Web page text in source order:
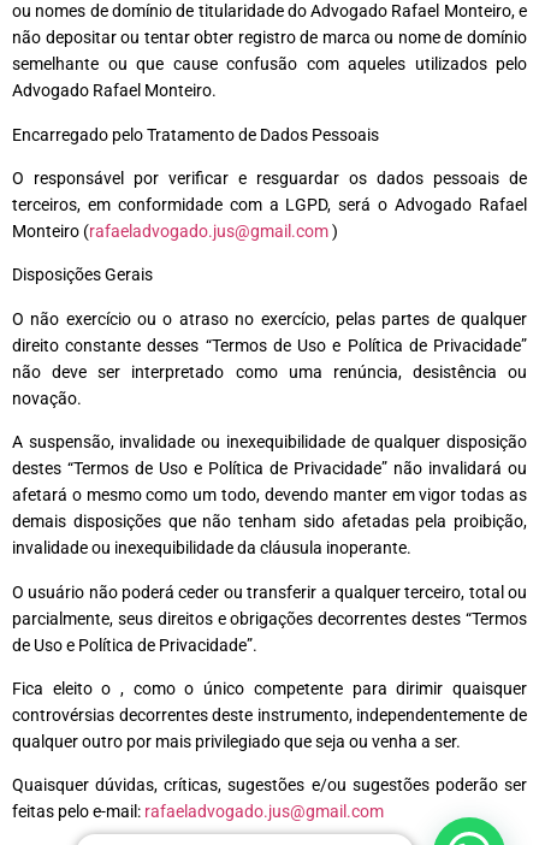
ou nomes de domínio de titularidade do Advogado Rafael Monteiro, e
não depositar ou tentar obter registro de marca ou nome de domínio
semelhante ou que cause confusão com aqueles utilizados pelo
Advogado Rafael Monteiro.
Encarregado pelo Tratamento de Dados Pessoais
O responsável por verificar e resguardar os dados pessoais de
terceiros, em conformidade com a LGPD, será oAdvogado Rafael
Monteiro (rafaeladvogado.jus@gmail.com)
Disposições Gerais
O não exercício ou o atraso no exercício, pelas partes de qualquer
direito constante desses “Termos de Uso e Política de Privacidade”
não deve ser interpretado como uma renúncia, desistência ou
novação.
A suspensão, invalidade ou inexequibilidade de qualquer disposição
destes “Termos de Uso e Política de Privacidade” não invalidará ou
afetará o mesmo como um todo, devendo manter em vigor todas as
demais disposições que não tenham sido afetadas pela proibição,
invalidade ou inexequibilidade da cláusula inoperante.
O usuário não poderá ceder ou transferir a qualquer terceiro, total ou
parcialmente, seus direitos e obrigações decorrentes destes “Termos
de Uso e Política de Privacidade”.
Fica eleito o , como o único competente para dirimir quaisquer
controvérsias decorrentes deste instrumento, independentemente de
qualquer outro por mais privilegiado que seja ou venha a ser.
Quaisquer dúvidas, críticas, sugestões e/ou sugestões poderão ser
feitas pelo e-mail: rafaeladvogado.jus@gmail.com